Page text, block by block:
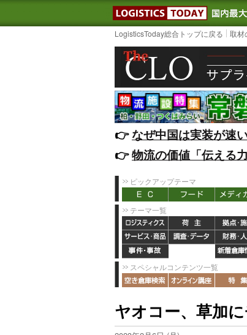
LogisticsToday総合トップに戻る 取材
👉️なぜ中国は実装が速
👉️物流の価値「伝える
ピックアップテーマ
テーマ一覧
スペシャルコンテンツ一覧
ヤオコー、草加